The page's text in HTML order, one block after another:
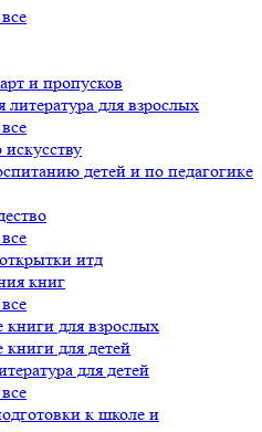
и пропусков
литература для взрослых
детей и по педагогике
итд
книг
для взрослых
для детей
для детей
к школе и